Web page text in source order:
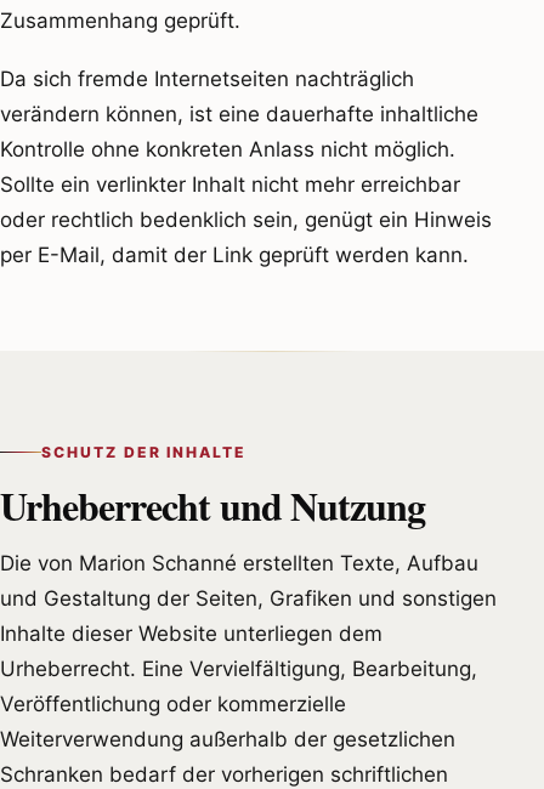
Zusammenhang geprüft.
Da sich fremde Internetseiten nachträglich
verändern können, ist eine dauerhafte inhaltliche
Kontrolle ohne konkreten Anlass nicht möglich.
Sollte ein verlinkter Inhalt nicht mehr erreichbar
oder rechtlich bedenklich sein, genügt ein Hinweis
per E-Mail, damit der Link geprüft werden kann.
SCHUTZ DER INHALTE
Urheberrecht und Nutzung
Die von Marion Schanné erstellten Texte, Aufbau
und Gestaltung der Seiten, Grafiken und sonstigen
Inhalte dieser Website unterliegen dem
Urheberrecht. Eine Vervielfältigung, Bearbeitung,
Veröffentlichung oder kommerzielle
Weiterverwendung außerhalb der gesetzlichen
Schranken bedarf der vorherigen schriftlichen